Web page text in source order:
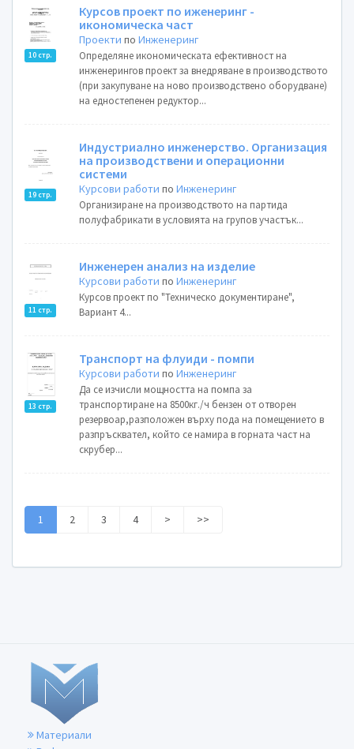
10 стр.
Курсов проект по иженеринг -
икономическа част
Проекти поИнженеринг
Определяне икономическата ефективност на
инженерингов проект за внедряване в производството
(при закупуване на ново производствено оборудване)
на едностепенен редуктор...
19 стр.
Индустриално инженерство. Организация
на производствени и операционни
системи
Курсови работи поИнженеринг
Организиране на производството на партида
полуфабрикати в условията на групов участък...
11 стр.
Инженерен анализ на изделие
Курсови работи поИнженеринг
Курсов проект по "Техническо документиране",
Вариант 4...
13 стр.
Транспорт на флуиди - помпи
Курсови работи поИнженеринг
Да се изчисли мощността на помпа за
транспортиране на 8500кг./ч бензен от отворен
резервоар,разположен върху пода на помещението в
разпръсквател, който се намира в горната част на
скрубер...
1 2 3 4 > >>
Материали